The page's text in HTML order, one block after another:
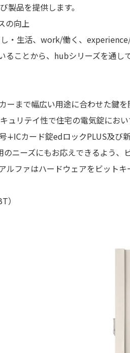
品を提供します。
の向上
・生活、work/働く、
ことから、hubシリーズを通し
ーまで幅広い用途に合わせた鍵
ュリテイ性で住宅の電気錠にお
∔ICカード錠edロックPLUS及び
ニーズにもお応えできるよう
ルファはハードウェアをビット
）